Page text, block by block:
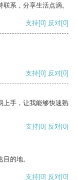
系，分享生活点滴。
支持[0] 反对[0]
支持[0] 反对[0]
上手，让我能够快速熟
支持[0] 反对[0]
的地。
支持[0] 反对[0]